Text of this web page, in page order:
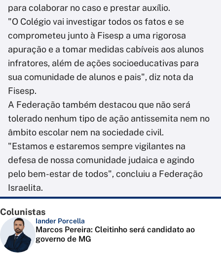
para colaborar no caso e prestar auxílio.
"O Colégio vai investigar todos os fatos e se
comprometeu junto à Fisesp a uma rigorosa
apuração e a tomar medidas cabíveis aos alunos
infratores, além de ações socioeducativas para
sua comunidade de alunos e pais", diz nota da
Fisesp.
A Federação também destacou que não será
tolerado nenhum tipo de ação antissemita nem no
âmbito escolar nem na sociedade civil.
"Estamos e estaremos sempre vigilantes na
defesa de nossa comunidade judaica e agindo
pelo bem-estar de todos", concluiu a Federação
Israelita.
Colunistas
Iander Porcella
Marcos Pereira: Cleitinho será candidato ao
governo de MG